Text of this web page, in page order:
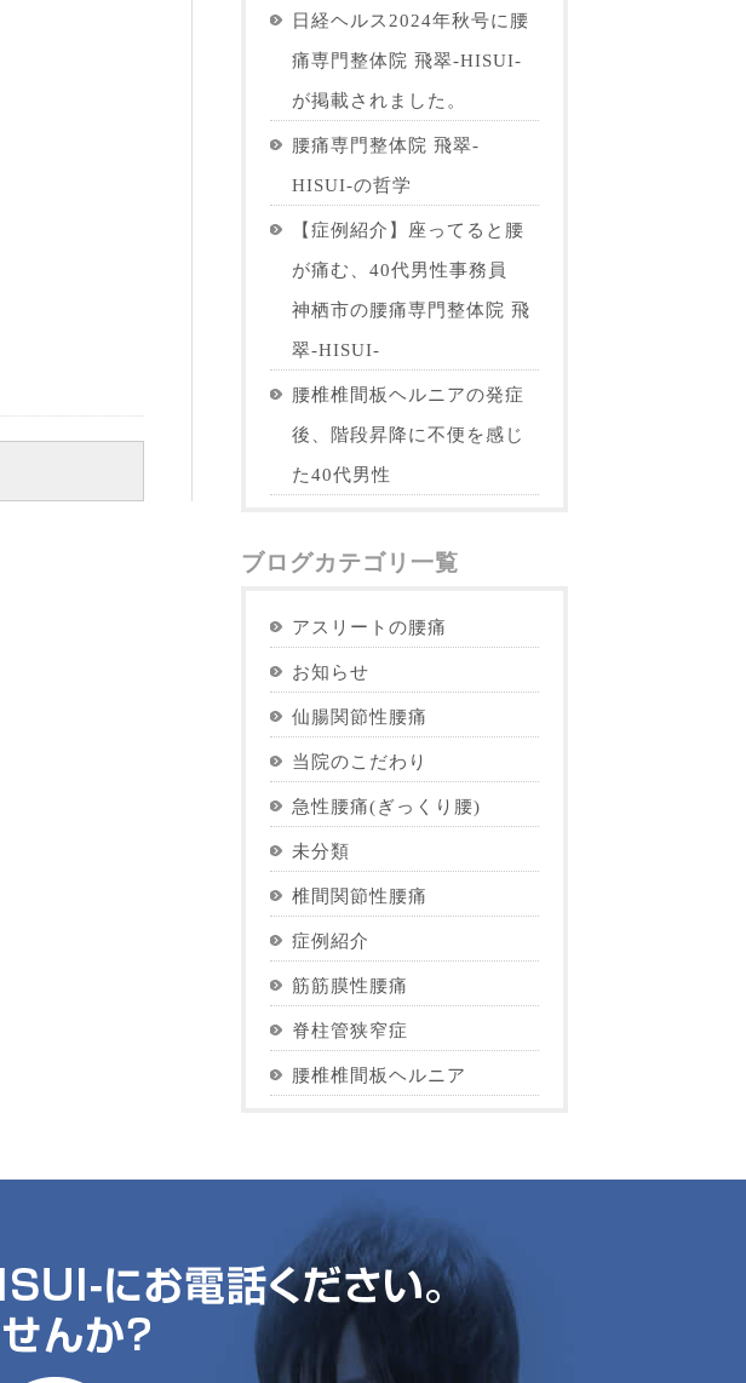
日経ヘルス2024年秋号に腰
痛専門整体院 飛翠-HISUI-
が掲載されました。
腰痛専門整体院 飛翠-
HISUI-の哲学
【症例紹介】座ってると腰
が痛む、40代男性事務員
神栖市の腰痛専門整体院 飛
翠-HISUI-
腰椎椎間板ヘルニアの発症
後、階段昇降に不便を感じ
た40代男性
ブログカテゴリ一覧
アスリートの腰痛
お知らせ
仙腸関節性腰痛
当院のこだわり
急性腰痛(ぎっくり腰)
未分類
椎間関節性腰痛
症例紹介
筋筋膜性腰痛
脊柱管狭窄症
腰椎椎間板ヘルニア